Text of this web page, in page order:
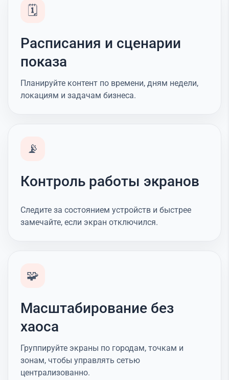
🗓️
Расписания и сценарии
показа
Планируйте контент по времени, дням недели,
локациям и задачам бизнеса.
📡
Контроль работы экранов
Следите за состоянием устройств и быстрее
замечайте, если экран отключился.
🧩
Масштабирование без
хаоса
Группируйте экраны по городам, точкам и
зонам, чтобы управлять сетью
централизованно.